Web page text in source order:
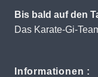
Bis bald auf den
Das Karate-Gi-
Informationen :